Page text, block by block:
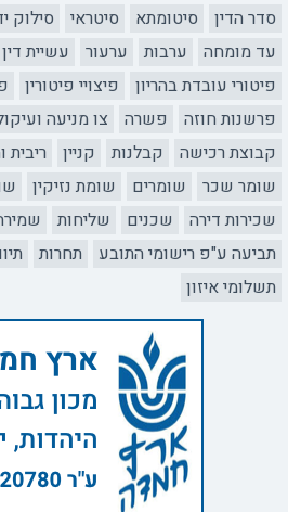
סדר הדין
סיטומתא סיטראי סילוק
עד מומחה
ערבות ערעור
עשיית
פיטורי עובדת בהריון
פיצויי פיטורין
פרשנות חוזה
פשרה צו מניעה
קבוצת רכישה
קבלנות קניין
שומר שכר
שומרים שומת נזיקין
שכירות דירה
שכנים שליחות
תביעה ע"פ רישומי התובע
תחרות
תשלומי איזון